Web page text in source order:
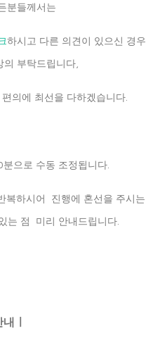
분들께서는
하시고 다른 의견이 있으신 경우
의 부탁드립니다,
의에 최선을 다하겠습니다.
으로 수동 조정됩니다.
복하시어 진행에 혼선을 주시는
는 점 미리 안내드립니다.
ㅣ